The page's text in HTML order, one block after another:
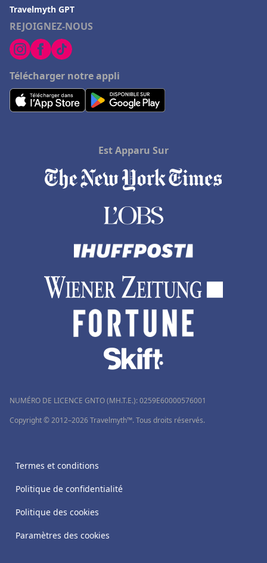
REJOIGNEZ-NOUS
Télécharger notre appli
Travelmyth GPT
Est Apparu Sur
NUMÉRO DE LICENCE GNTO (MH.T.E.): 0259Ε60000576001
Copyright © 2012–2026 Travelmyth™. Tous droits réservés.
Termes et conditions
Politique de confidentialité
Politique des cookies
Paramètres des cookies